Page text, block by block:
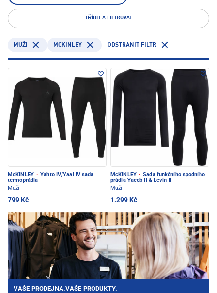
TŘÍDIT A FILTROVAT
MUŽI MCKINLEY ODSTRANIT FILTR
McKINLEY · Yahto IV/Yaal IV sada
termoprádla
Muži
799 Kč
McKINLEY · Sada funkčního spodního
prádla Yacob II & Levin II
Muži
1.299 Kč
VAŠE PRODEJNA.VAŠE PRODUKTY.